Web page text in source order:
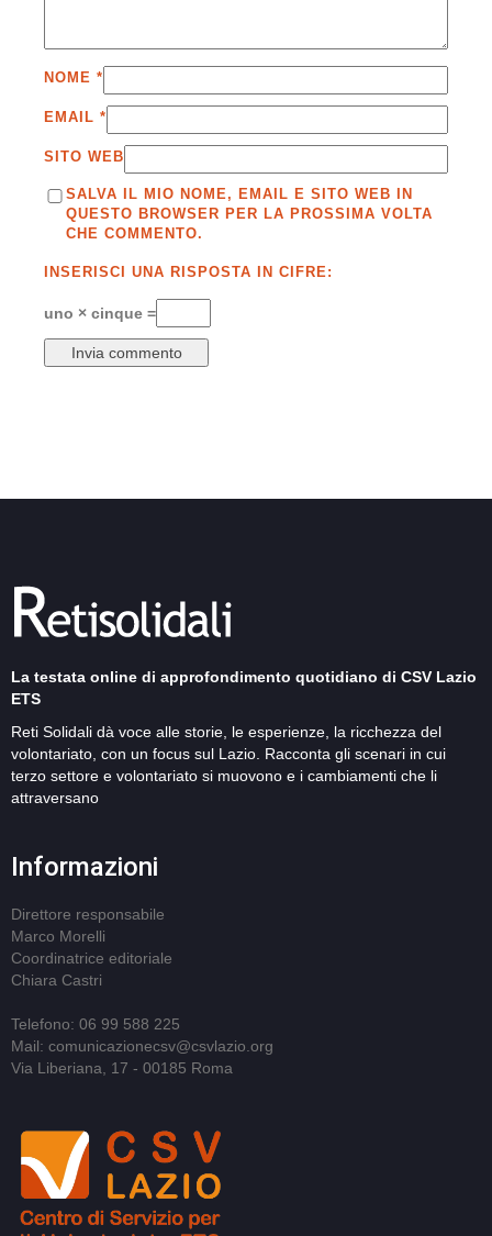
NOME *
EMAIL *
SITO WEB
SALVA IL MIO NOME, EMAIL E SITO WEB IN
QUESTO BROWSER PER LA PROSSIMA VOLTA
CHE COMMENTO.
INSERISCI UNA RISPOSTA IN CIFRE:
uno × cinque =
La testata online di approfondimento quotidiano di CSV Lazio
ETS
Reti Solidali dà voce alle storie, le esperienze, la ricchezza del
volontariato, con un focus sul Lazio. Racconta gli scenari in cui
terzo settore e volontariato si muovono e i cambiamenti che li
attraversano
Informazioni
Direttore responsabile
Marco Morelli
Coordinatrice editoriale
Chiara Castri
Telefono: 06 99 588 225
Mail: comunicazionecsv@csvlazio.org
Via Liberiana, 17 - 00185 Roma